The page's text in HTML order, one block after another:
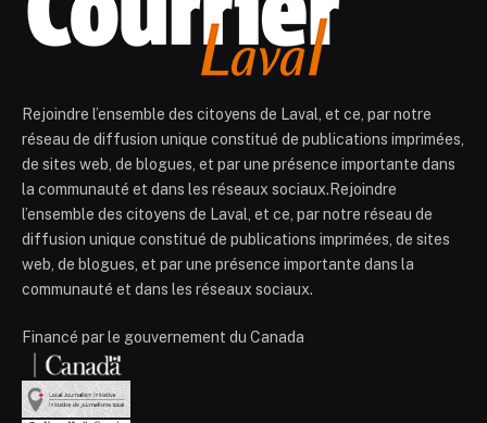
Rejoindre l’ensemble des citoyens de Laval, et ce, par notre
réseau de diffusion unique constitué de publications imprimées,
de sites web, de blogues, et par une présence importante dans
la communauté et dans les réseaux sociaux.Rejoindre
l’ensemble des citoyens de Laval, et ce, par notre réseau de
diffusion unique constitué de publications imprimées, de sites
web, de blogues, et par une présence importante dans la
communauté et dans les réseaux sociaux.
Financé par le gouvernement du Canada